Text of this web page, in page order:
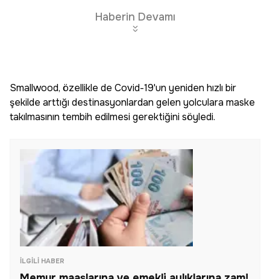
Haberin Devamı
Smallwood, özellikle de Covid-19'un yeniden hızlı bir
şekilde arttığı destinasyonlardan gelen yolculara maske
takılmasının tembih edilmesi gerektiğini söyledi.
İLGILI HABER